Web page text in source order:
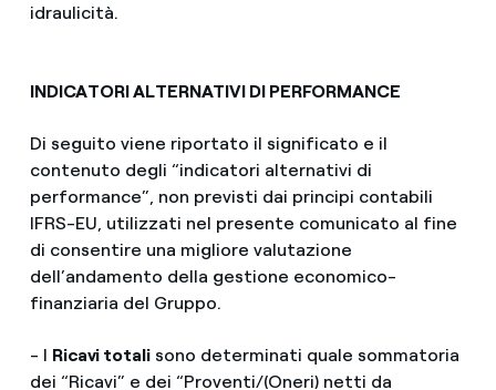
idraulicità.
INDICATORI ALTERNATIVI DI PERFORMANCE
Di seguito viene riportato il significato e il
contenuto degli “indicatori alternativi di
performance”, non previsti dai principi contabili
IFRS-EU, utilizzati nel presente comunicato al fine
di consentire una migliore valutazione
dell’andamento della gestione economico-
finanziaria del Gruppo.
- I Ricavi totalisono determinati quale sommatoria
dei “Ricavi” e dei “Proventi/(Oneri) netti da